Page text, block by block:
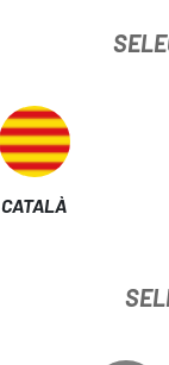
energia
CATALÀ